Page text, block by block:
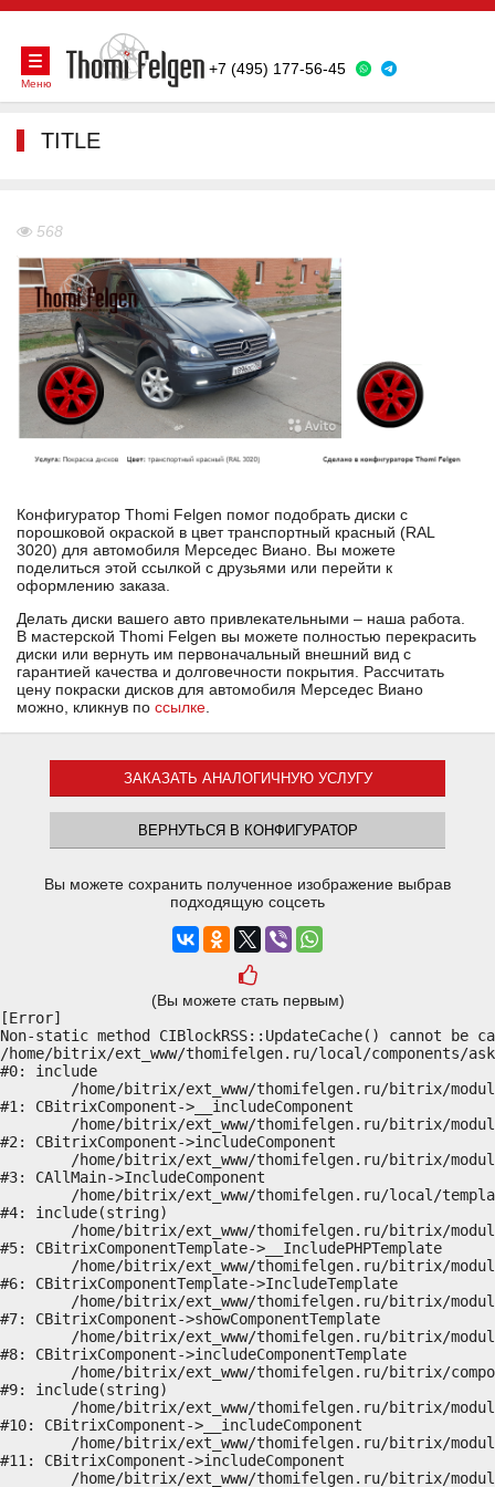
+7 (495) 177-56-45
Меню
TITLE
568
Конфигуратор Thomi Felgen помог подобрать диски с
порошковой окраской в цвет транспортный красный (RAL
3020) для автомобиля Мерседес Виано. Вы можете
поделиться этой ссылкой с друзьями или перейти к
оформлению заказа.
Делать диски вашего авто привлекательными – наша работа.
В мастерской Thomi Felgen вы можете полностью перекрасить
диски или вернуть им первоначальный внешний вид с
гарантией качества и долговечности покрытия. Рассчитать
цену покраски дисков для автомобиля Мерседес Виано
можно, кликнув по ссылке.
ЗАКАЗАТЬ АНАЛОГИЧНУЮ УСЛУГУ
ВЕРНУТЬСЯ В КОНФИГУРАТОР
Вы можете сохранить полученное изображение выбрав
подходящую соцсеть
(Вы можете стать первым)
[Error]
Non-static method CIBlockRSS::UpdateCache() cannot
/home/bitrix/ext_www/thomifelgen.ru/local/components/
#0: include
#1: CBitrixComponent->__includeComponent
#2: CBitrixComponent->includeComponent
#3: CAllMain->IncludeComponent
#4: include(string)
#5: CBitrixComponentTemplate->__IncludePHPTemplate
#6: CBitrixComponentTemplate->IncludeTemplate
#7: CBitrixComponent->showComponentTemplate
#8: CBitrixComponent->includeComponentTemplate
#9: include(string)
#10: CBitrixComponent->__includeComponent
#11: CBitrixComponent->includeComponent